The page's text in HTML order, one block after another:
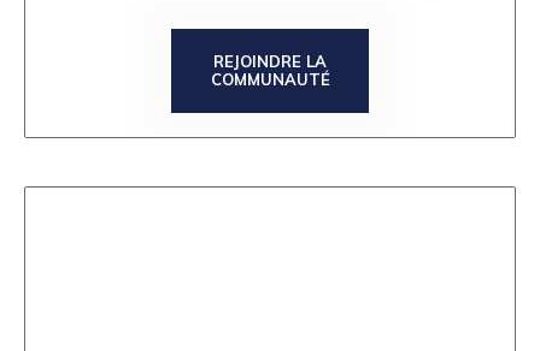
REJOINDRE LA
COMMUNAUTÉ